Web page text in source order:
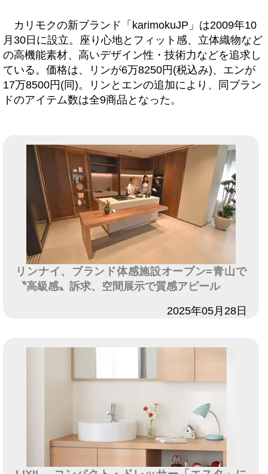
カリモクの新ブランド「karimokuJP」は2009年10
月30日に設立。座り心地とフィット感、立体織物など
の高機能素材、高いデザイン性・技術力などを追求し
ている。価格は、リンが6万8250円(税込み)、エンが
17万8500円(同)。リンとエンの追加により、同ブラン
ドのアイテム数は全9商品となった。
リンナイ、ブランド体感施設オープン=青山で
〝高級感〟訴求、空間展示で質感アピール
2025年05月28日